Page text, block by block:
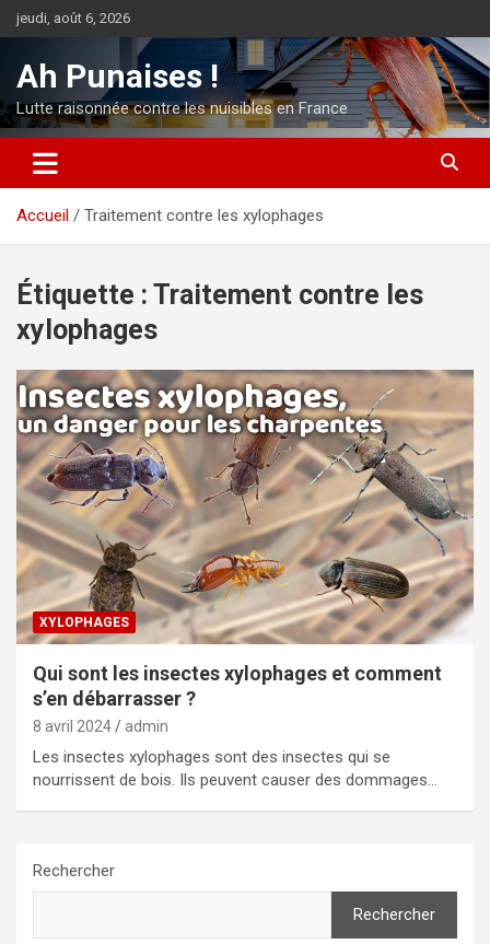
Aller
au
jeudi, août 6, 2026
Ah Punaises !
Lutte raisonnée contre les nuisibles en France
Accueil Traitement contre les xylophages
Étiquette : Traitement contre les
xylophages
XYLOPHAGES
Qui sont les insectes xylophages et comment
s’en débarrasser ?
8 avril 2024 admin
Les insectes xylophages sont des insectes qui se
nourrissent de bois. Ils peuvent causer des dommages…
Rechercher
Rechercher